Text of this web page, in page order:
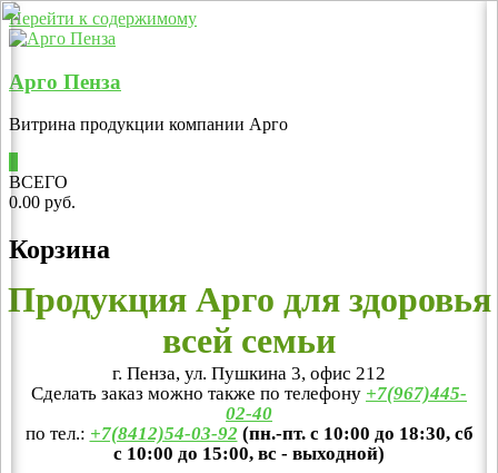
Перейти к содержимому
Арго Пенза
Витрина продукции компании Арго
ВСЕГО
0.00 руб.
Корзина
Продукция Арго для здоровья
всей семьи
г. Пенза, ул. Пушкина 3, офис 212
Сделать заказ можно также по телефону +7(967)445-
02-40
по тел.: +7(8412)54-03-92 (пн.-пт. с 10:00 до 18:30, сб
с 10:00 до 15:00, вс - выходной)